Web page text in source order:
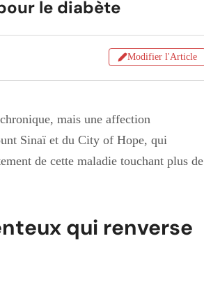
le diabète
Modifier l'Article
mais une affection
Sinaï et du City of Hope, qui
de cette maladie touchant plus de
qui renverse